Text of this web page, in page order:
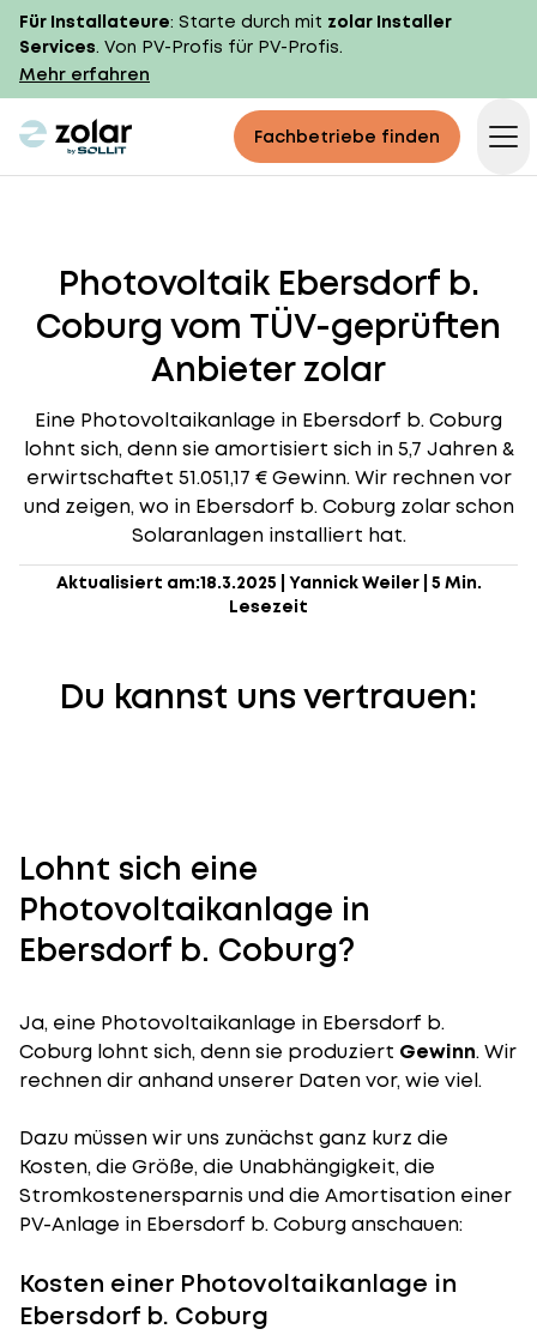
Für Installateure: Starte durch mit zolar Installer
Services. Von PV-Profis für PV-Profis.
Mehr erfahren
zolar logo Fachbetriebe finden
Photovoltaik Ebersdorf b.
Coburg vom TÜV-geprüften
Anbieter zolar
Eine Photovoltaikanlage in Ebersdorf b. Coburg
lohnt sich, denn sie amortisiert sich in 5,7 Jahren &
erwirtschaftet 51.051,17 € Gewinn. Wir rechnen vor
und zeigen, wo in Ebersdorf b. Coburg zolar schon
Solaranlagen installiert hat.
Aktualisiert am:18.3.2025 Yannick Weiler| 5 Min.
Lesezeit
Du kannst uns vertrauen:
Lohnt sich eine
Photovoltaikanlage in
Ebersdorf b. Coburg?
Ja, eine Photovoltaikanlage in Ebersdorf b.
Coburg lohnt sich, denn sie produziert Gewinn. Wir
rechnen dir anhand unserer Daten vor, wie viel.
Dazu müssen wir uns zunächst ganz kurz die
Kosten, die Größe, die Unabhängigkeit, die
Stromkostenersparnis und die Amortisation einer
PV-Anlage in Ebersdorf b. Coburg anschauen:
Kosten einer Photovoltaikanlage in
Ebersdorf b. Coburg